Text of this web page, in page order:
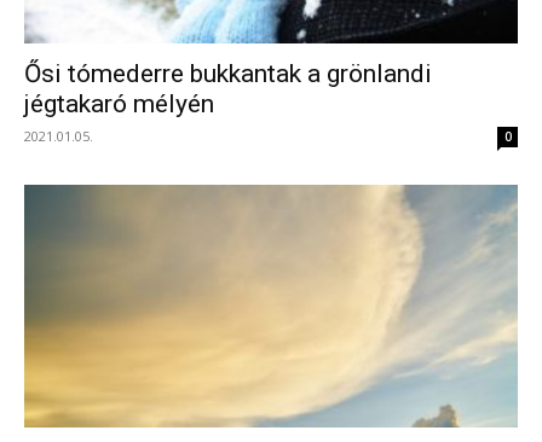
Ősi tómederre bukkantak a grönlandi
jégtakaró mélyén
2021.01.05. 0